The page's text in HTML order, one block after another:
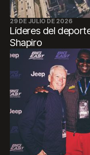
29 DE JULIO DE 2026
Líderes del
Shapiro